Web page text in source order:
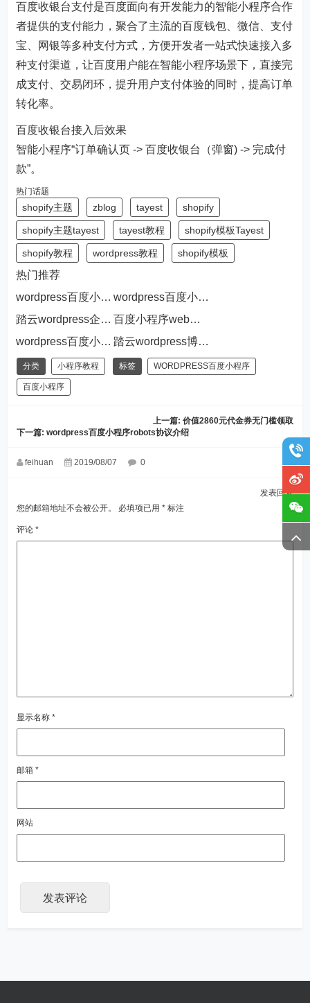
百度收银台支付是百度面向有开发能力的智能小程序合作
者提供的支付能力，聚合了主流的百度钱包、微信、支付
宝、网银等多种支付方式，方便开发者一站式快速接入多
种支付渠道，让百度用户能在智能小程序场景下，直接完
成支付、交易闭环，提升用户支付体验的同时，提高订单
转化率。
百度收银台接入后效果
智能小程序“订单确认页 -> 百度收银台（弹窗) -> 完成付
款”。
热门话题
shopify主题 zblog tayest shopify
shopify主题tayest tayest教程 shopify模板Tayest
shopify教程 wordpress教程 shopify模板
热门推荐
wordpress百度小程序URL适配规则的配置方法
wordpress百度小程序挂载百家号的流量说明
踏云wordpress企业百度小程序
百度小程序web化是什么和调试方法
wordpress百度小程序robots协议介绍
踏云wordpress博客百度小程序
分类 小程序教程 标签 WORDPRESS百度小程序
百度小程序
上一篇:价值2860元代金券无门槛领取
下一篇: wordpress百度小程序robots协议介绍
feihuan 2019/08/07 0
发表回复
您的邮箱地址不会被公开。
必填项已用 *标注
评论 *
显示名称 *
邮箱 *
网站